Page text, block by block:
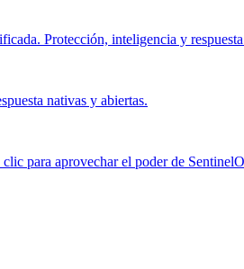
Protección, inteligencia y
nativas y abiertas.
para aprovechar el poder de